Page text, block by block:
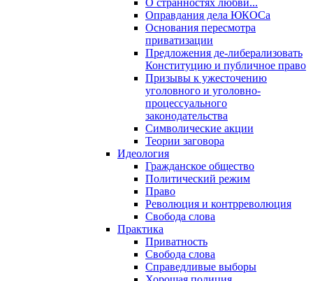
О странностях любви...
Оправдания дела ЮКОСа
Основания пересмотра
приватизации
Предложения де-либерализовать
Конституцию и публичное право
Призывы к ужесточению
уголовного и уголовно-
процессуального
законодательства
Символические акции
Теории заговора
Идеология
Гражданское общество
Политический режим
Право
Революция и контрреволюция
Свобода слова
Практика
Приватность
Свобода слова
Справедливые выборы